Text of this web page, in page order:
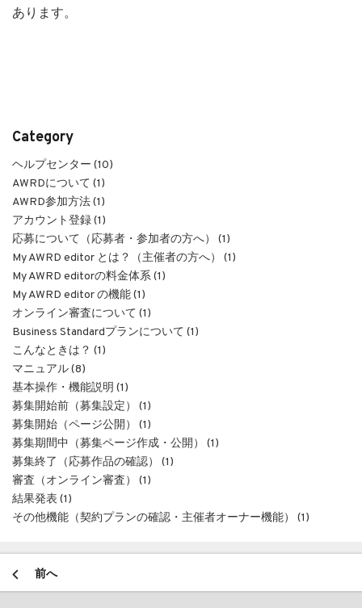
あります。
Category
ヘルプセンター (10)
AWRDについて (1)
AWRD参加方法 (1)
アカウント登録 (1)
応募について（応募者・参加者の方へ） (1)
My AWRD editor とは？（主催者の方へ） (1)
My AWRD editorの料金体系 (1)
My AWRD editor の機能 (1)
オンライン審査について (1)
Business Standardプランについて (1)
こんなときは？ (1)
マニュアル (8)
基本操作・機能説明 (1)
募集開始前（募集設定） (1)
募集開始（ページ公開） (1)
募集期間中（募集ページ作成・公開） (1)
募集終了（応募作品の確認） (1)
審査（オンライン審査） (1)
結果発表 (1)
その他機能（契約プランの確認・主催者オーナー機能） (1)
前へ